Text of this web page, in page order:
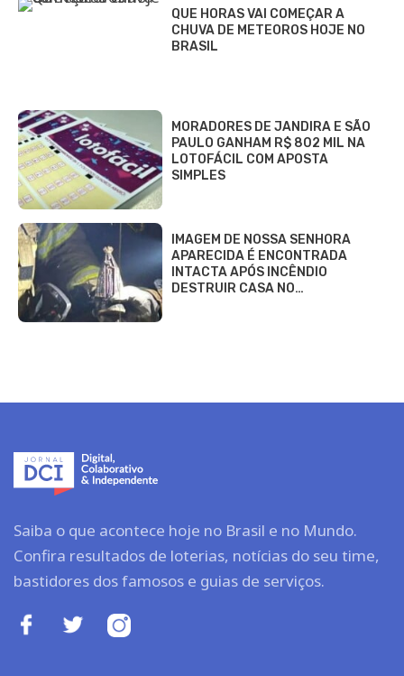
QUE HORAS VAI COMEÇAR A
CHUVA DE METEOROS HOJE NO
BRASIL
MORADORES DE JANDIRA E SÃO
PAULO GANHAM R$ 802 MIL NA
LOTOFÁCIL COM APOSTA
SIMPLES
IMAGEM DE NOSSA SENHORA
APARECIDA É ENCONTRADA
INTACTA APÓS INCÊNDIO
DESTRUIR CASA NO…
Saiba o que acontece hoje no Brasil e no Mundo.
Confira resultados de loterias, notícias do seu time,
bastidores dos famosos e guias de serviços.